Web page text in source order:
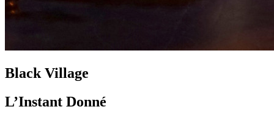
Black Village
L’Instant Donné